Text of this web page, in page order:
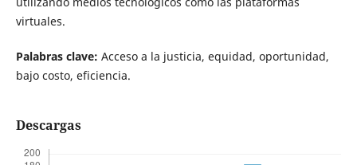
virtuales.
Palabras clave: Acceso a la justicia, equidad, oportunidad,
bajo costo, eficiencia.
Descargas